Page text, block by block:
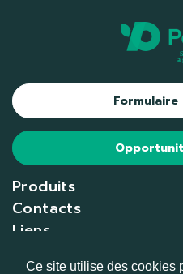
Ce site utilise des cookies
Produits
Contacts
Liens